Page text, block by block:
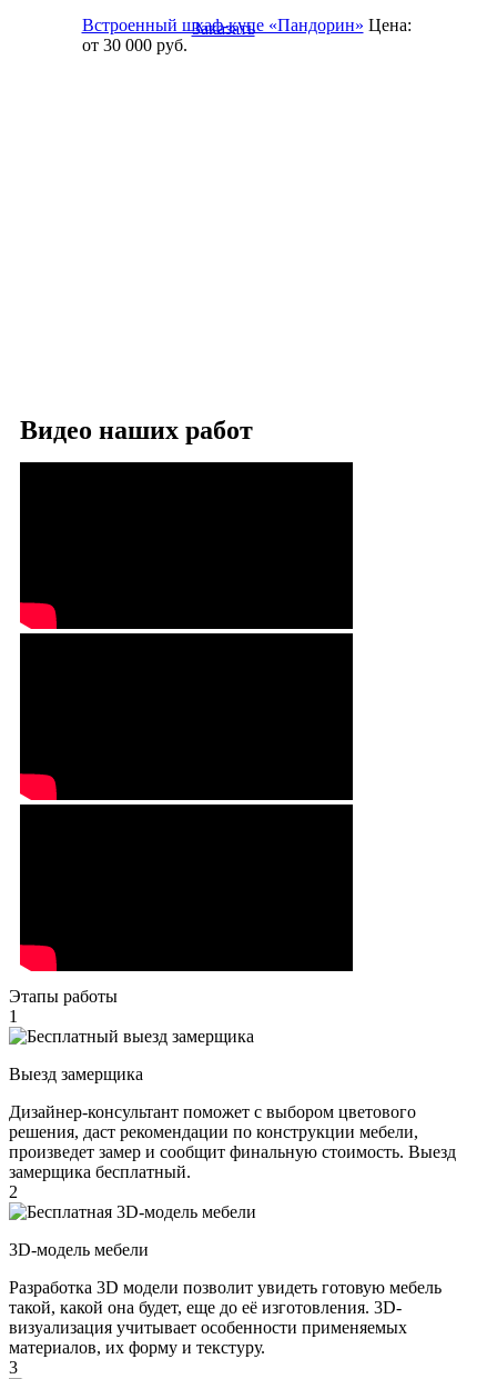
Встроенный шкаф-купе «Пандорин» Цена:
от 30 000руб.
Заказать
Видео наших работ
Этапы работы
1
Выезд замерщика
Дизайнер-консультант поможет с выбором цветового
решения, даст рекомендации по конструкции мебели,
произведет замер и сообщит финальную стоимость. Выезд
замерщика бесплатный.
2
3D-модель мебели
Разработка 3D модели позволит увидеть готовую мебель
такой, какой она будет, еще до её изготовления. 3D-
визуализация учитывает особенности применяемых
материалов, их форму и текстуру.
3